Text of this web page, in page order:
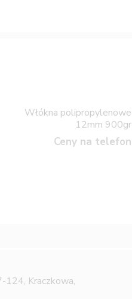
Włókna polipropylenowe
12mm 900gr
Ceny na telefon
124, Kraczkowa,